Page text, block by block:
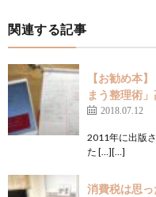
関連する記事
【お勧め本
まう整理術
2018.07.12
2011年に出版
た […][…]
消費税は思